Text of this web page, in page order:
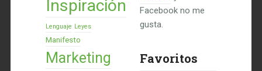
Inspiración
Lenguaje Leyes
Manifesto
Marketing
Facebook no me
gusta.
Favoritos